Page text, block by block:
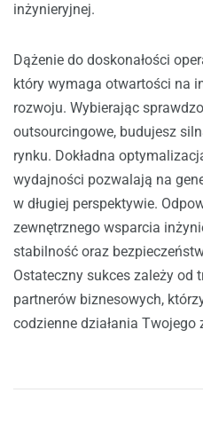
inżynieryjnej.
Dążenie do doskonałości
który wymaga otwartości na
rozwoju. Wybierając
outsourcingowe, budujesz
rynku. Dokładna
wydajności pozwalają na
w długiej perspektywie.
zewnętrznego wsparcia
stabilność oraz
Ostateczny sukces zależy od
partnerów biznesowych,
codzienne działania Twojego